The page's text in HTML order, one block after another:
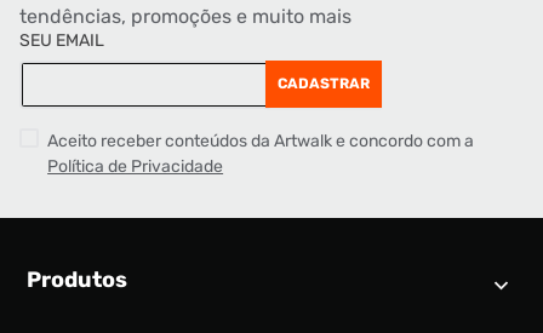
tendências, promoções e muito mais
SEU EMAIL
CADASTRAR
Aceito receber conteúdos da Artwalk e concordo com a
Política de Privacidade
Produtos